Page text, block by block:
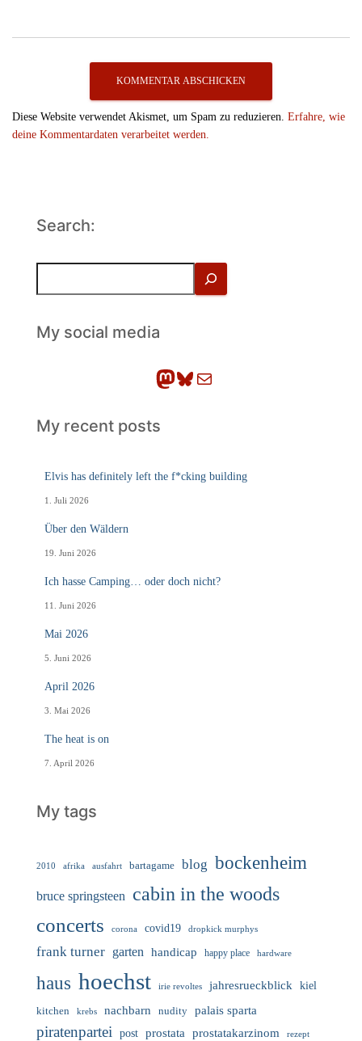
Diese Website verwendet Akismet, um Spam zu reduzieren. Erfahre, wie
deine Kommentardaten verarbeitet werden.
Search:
h
eMy social media
Mastodon Bluesky E-Mail
My recent posts
Elvis has definitely left the f*cking building
1. Juli 2026
Über den Wäldern
19. Juni 2026
Ich hasse Camping… oder doch nicht?
11. Juni 2026
Mai 2026
5. Juni 2026
April 2026
3. Mai 2026
The heat is on
7. April 2026
My tags
2010 afrika ausfahrt bartagame blog bockenheim
bruce springsteen
cabin in the woods
concerts
corona covid19 dropkick murphys
frank turner garten handicap happy place hardware
haus hoechst irie revoltes jahresrueckblick kiel
kitchen krebs nachbarn nudity palais sparta
piratenpartei post prostata prostatakarzinom rezept